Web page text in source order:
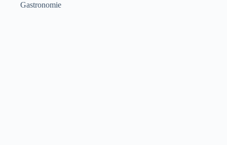
Gastronomie